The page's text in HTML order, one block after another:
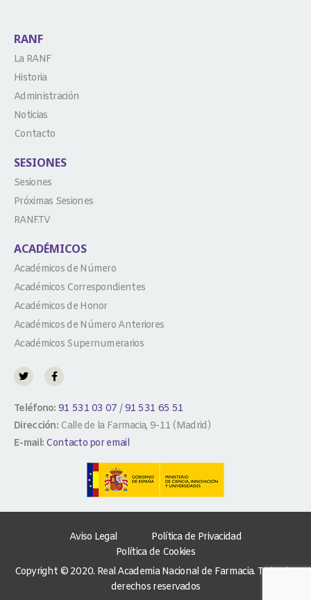
RANF
La RANF
Historia
Administración
Noticias
Contacto
SESIONES
Sesiones
Próximas Sesiones
RANF.TV
ACADÉMICOS
Académicos de Número
Académicos Correspondientes
Académicos de Honor
Académicos de Número Anteriores
Académicos Supernumerarios
Teléfono: 91 531 03 07 /91 531 65 51
Dirección: Calle de la Farmacia, 9-11 (Madrid)
E-mail: Contacto por email
Aviso Legal
Política de Privacidad
Política de Cookies
Copyright © 2020. Real Academia Nacional de Farmacia. Todos los
derechos reservados